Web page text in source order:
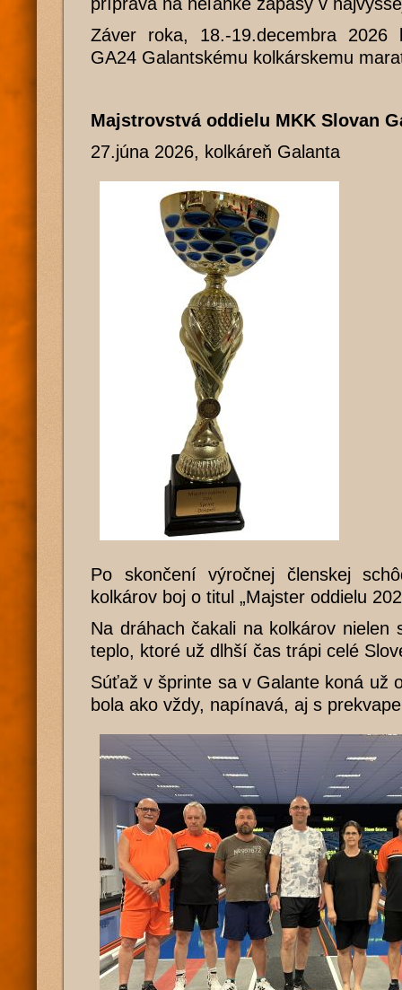
Záver roka, 18.-19.decembra 2026
GA24 Galantskému kolkárskemu
Majstrovstvá oddielu MKK Slovan
27.júna 2026, kolkáreň Galanta
Po skončení výročnej členskej
kolkárov boj o titul „Majster oddielu
Na dráhach čakali na kolkárov nielen
teplo, ktoré už dlhší čas trápi celé
Súťaž v šprinte sa v Galante koná už
bola ako vždy, napínavá, aj s